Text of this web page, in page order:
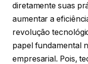
diretamente suas
aumentar a
revolução
papel fundamental
empresarial. Pois,